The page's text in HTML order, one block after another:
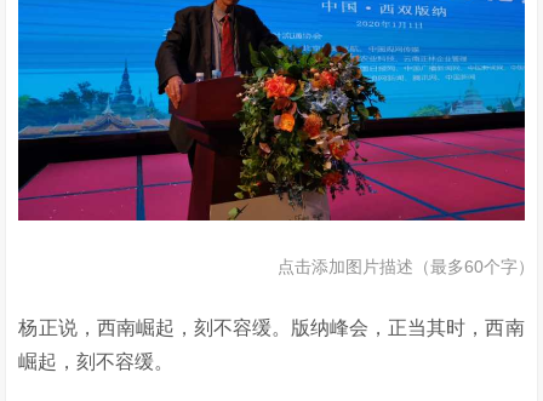
点击添加图片描述（最多60个字）
杨正说，西南崛起，刻不容缓。版纳峰会，正当其时，西南
崛起，刻不容缓。